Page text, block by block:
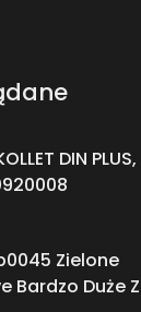
DIN
Zielone
Bardzo Duże